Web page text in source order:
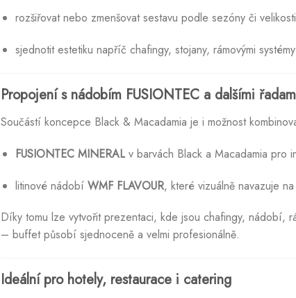
rozšiřovat nebo zmenšovat sestavu podle sezóny či
sjednotit estetiku napříč chafingy, stojany, rámovými
Propojení s nádobím FUSIONTEC a dalšími
Součástí koncepce Black & Macadamia je i možnost
FUSIONTEC MINERALv barvách Black a Macadamia pro
litinové nádobí WMF FLAVOUR, které vizuálně navazuje
Díky tomu lze vytvořit prezentaci, kde jsou chafingy, nádobí,
– buffet působí sjednoceně a velmi profesionálně.
Ideální pro hotely, restaurace i catering